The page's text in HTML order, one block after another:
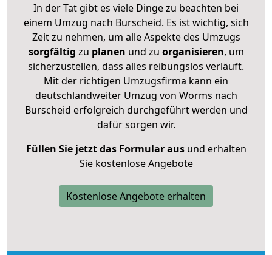
In der Tat gibt es viele Dinge zu beachten bei
einem Umzug nach Burscheid. Es ist wichtig, sich
Zeit zu nehmen, um alle Aspekte des Umzugs
sorgfältig zu planen und zu organisieren, um
sicherzustellen, dass alles reibungslos verläuft.
Mit der richtigen Umzugsfirma kann ein
deutschlandweiter Umzug von Worms nach
Burscheid erfolgreich durchgeführt werden und
dafür sorgen wir.
Füllen Sie jetzt das Formular ausund erhalten
Sie kostenlose Angebote
Kostenlose Angebote erhalten